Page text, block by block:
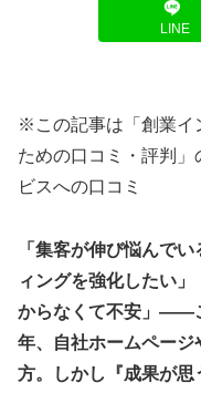
LINE
※この記事は「創業イ
ための口コミ・評判
ビスへの口コミ
「集客が伸び悩んで
ィングを強化したい
からなくて不安」――
年、自社ホームペー
方。しかし『成果が